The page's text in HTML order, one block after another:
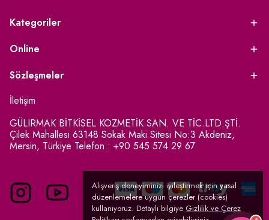
Alışveriş deneyiminizi iyileştirmek için yasal
düzenlemelere uygun çerezler (cookies)
kullanıyoruz. Detaylı bilgiye Gizlilik ve Çerez
Kategoriler
Online
Sözleşmeler
İletişim
GÜLIRMAK BİTKİSEL KOZMETİK SAN. VE TİC.LTD.ŞTİ.
Çilek Mahallesi 63148 Sokak Maki Sitesi No:3 Akdeniz,
Mersin, Türkiye Telefon : +90 545 574 29 67